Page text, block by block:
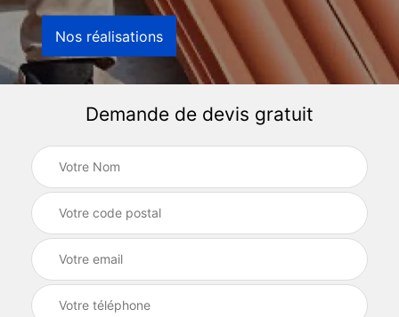
Nos réalisations
Demande de devis gratuit